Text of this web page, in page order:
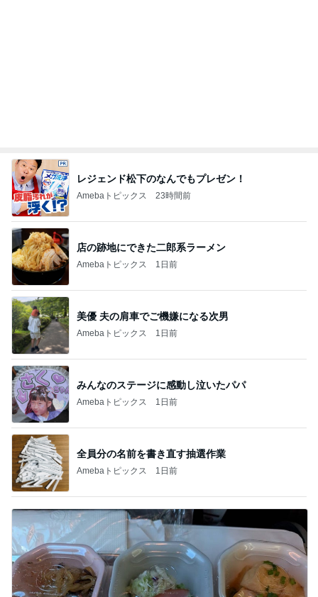
レジェンド松下のなんでもプレゼン！
Amebaトピックス 23時間前
店の跡地にできた二郎系ラーメン
Amebaトピックス 1日前
美優 夫の肩車でご機嫌になる次男
Amebaトピックス 1日前
みんなのステージに感動し泣いたパパ
Amebaトピックス 1日前
全員分の名前を書き直す抽選作業
Amebaトピックス 1日前